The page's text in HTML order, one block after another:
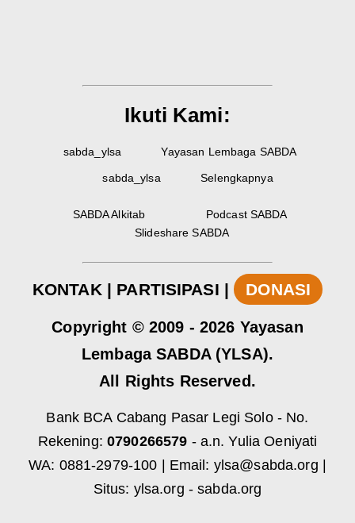
Ikuti Kami:
sabda_ylsa Yayasan Lembaga SABDA
sabda_ylsa Selengkapnya
SABDA Alkitab
Podcast SABDA
Slideshare SABDA
KONTAK | PARTISIPASI | DONASI
Copyright © 2009 - 2026 Yayasan
Lembaga SABDA (YLSA).
All Rights Reserved.
Bank BCA Cabang Pasar Legi Solo - No.
Rekening: 0790266579 - a.n. Yulia Oeniyati
WA: 0881-2979-100 | Email: ylsa@sabda.org
Situs: ylsa.org -sabda.org